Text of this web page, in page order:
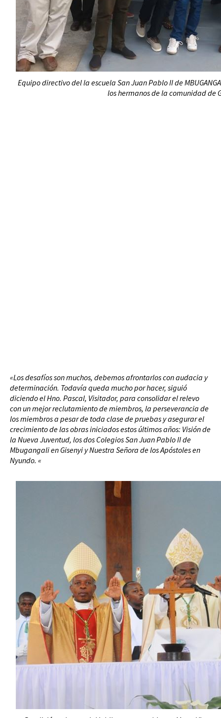
Equipo directivo del la escuela San Juan Pablo II de
los hermanos de la comunidad de
«Los desafíos son muchos, debemos afrontarlos con audacia y
determinación. Todavía queda mucho por hacer, siguió
diciendo el Hno. Pascal, Visitador, para consolidar el relevo
con un mejor reclutamiento de miembros, la perseverancia de
los miembros a pesar de toda clase de pruebas y asegurar el
crecimiento de las obras iniciados estos últimos años: Visión de
la Nueva Juventud, los dos Colegios San Juan Pablo II de
Mbugangali en Gisenyi y Nuestra Señora de los Apóstoles en
Nyundo. «